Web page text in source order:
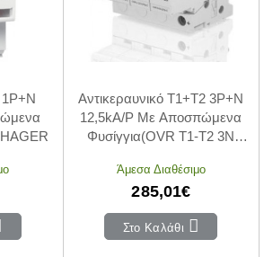
1P+N
Αντικεραυνικό T1+T2 3P+N
12,5kA/P Με Αποσπώμενα
Φυσίγγια(OVR T1-T2 3N
Άμεσα Διαθέσιμο
285,01€
Στο Καλάθι